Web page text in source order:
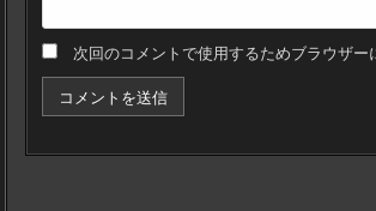
次回のコメントで使用するためブラウザー